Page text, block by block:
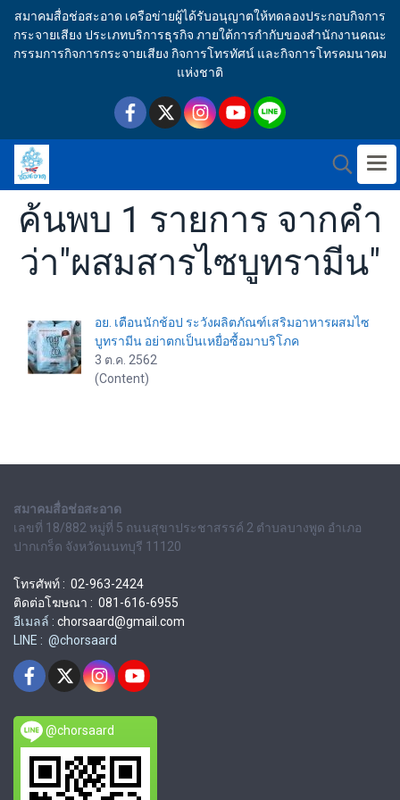
สมาคมสื่อช่อสะอาด เครือข่ายผู้ได้รับอนุญาตให้ทดลองประกอบกิจการ
กระจายเสียง ประเภทบริการธุรกิจ ภายใต้การกำกับของสำนักงานคณะ
กรรมการกิจการกระจายเสียง กิจการโทรทัศน์ และกิจการโทรคมนาคม
แห่งชาติ
ค้นพบ 1 รายการ จากคำ
ว่า"ผสมสารไซบูทรามีน"
อย. เตือนนักช้อป ระวังผลิตภัณฑ์เสริมอาหารผสมไซ
บูทรามีน อย่าตกเป็นเหยื่อซื้อมาบริโภค
3 ต.ค. 2562
(Content)
สมาคมสื่อช่อสะอาด
เลขที่ 18/882 หมู่ที่ 5 ถนนสุขาประชาสรรค์ 2 ตำบลบางพูด อำเภอ
ปากเกร็ด จังหวัดนนทบุรี 11120
โทรศัพท์ : 02-963-2424
ติดต่อโฆษณา : 081-616-6955
อีเมลล์ : chorsaard@gmail.com
LINE : @chorsaard
@chorsaard